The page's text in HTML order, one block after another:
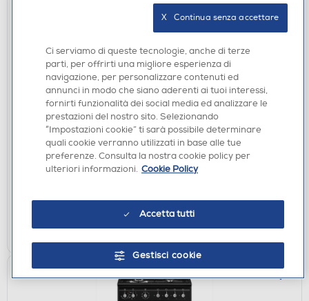
CUCINE
BERTAZZONI LA GERMANIA - Cucina
AMN664EBV24 Classe A-Bianco
DISPONIBILE SOLO IN NEGOZIO
CERCA NEGOZIO
Ci serviamo di queste tecnologie, anche di terze
parti, per offrirti una migliore esperienza di
navigazione, per personalizzare contenuti ed
annunci in modo che siano aderenti ai tuoi interessi,
fornirti funzionalità dei social media ed analizzare le
prestazioni del nostro sito. Selezionando
“Impostazioni cookie” ti sarà possibile determinare
quali cookie verranno utilizzati in base alle tue
preferenze. Consulta la nostra cookie policy per
ulteriori informazioni. Cookie Policy
Accetta tutti
Gestisci cookie
X   Continua senza accettare